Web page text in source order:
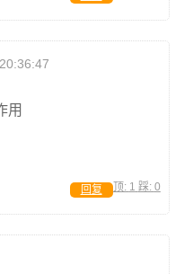
用
顶: 1 踩: 0
回复